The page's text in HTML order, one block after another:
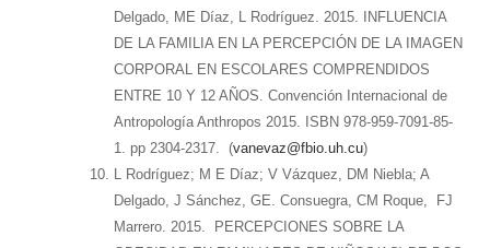
Delgado, ME Díaz, L Rodríguez. 2015. INFLUENCIA
DE LA FAMILIA EN LA PERCEPCIÓN DE LA IMAGEN
CORPORAL EN ESCOLARES COMPRENDIDOS
ENTRE 10 Y 12 AÑOS. Convención Internacional de
Antropología Anthropos 2015. ISBN 978-959-7091-85-
1. pp 2304-2317. (vanevaz@fbio.uh.cu)
L Rodríguez; M E Díaz; V Vázquez, DM Niebla; A
Delgado, J Sánchez, GE. Consuegra, CM Roque, FJ
Marrero. 2015. PERCEPCIONES SOBRE LA